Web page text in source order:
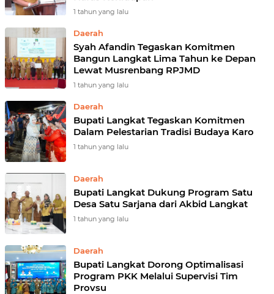
1 tahun yang lalu
Daerah
Syah Afandin Tegaskan Komitmen
Bangun Langkat Lima Tahun ke Depan
Lewat Musrenbang RPJMD
1 tahun yang lalu
Daerah
Bupati Langkat Tegaskan Komitmen
Dalam Pelestarian Tradisi Budaya Karo
1 tahun yang lalu
Daerah
Bupati Langkat Dukung Program Satu
Desa Satu Sarjana dari Akbid Langkat
1 tahun yang lalu
Daerah
Bupati Langkat Dorong Optimalisasi
Program PKK Melalui Supervisi Tim
Provsu